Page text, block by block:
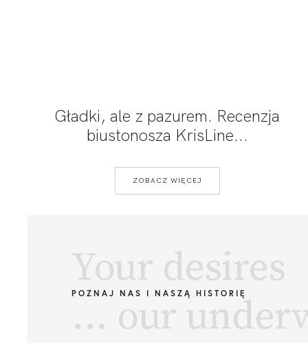
Gładki, ale z pazurem. Recenzja
biustonosza KrisLine...
ZOBACZ WIĘCEJ
Your desires
POZNAJ NAS I NASZĄ HISTORIĘ
... our